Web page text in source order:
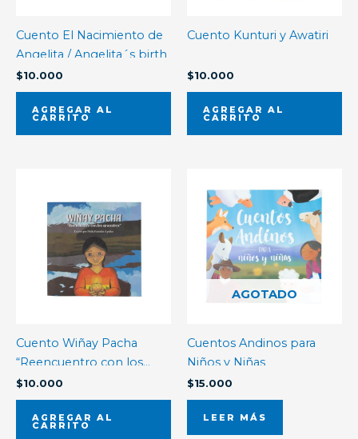
Cuento El Nacimiento de
Angelita / Angelita´s birth
$10.000
AGREGAR AL
CARRITO
Cuento Kunturi y Awatiri
$10.000
AGREGAR AL
CARRITO
Cuento Wiñay Pacha
“Reencuentro con los
ancestros”
$10.000
AGREGAR AL
CARRITO
AGOTADO
Cuentos Andinos para
Niños y Niñas
$15.000
LEER MÁS